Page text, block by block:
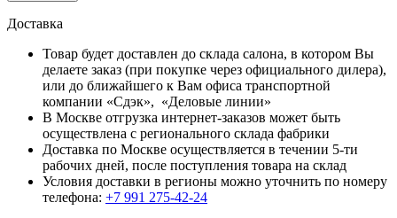
Доставка
Товар будет доставлен до склада салона, в котором Вы
делаете заказ (при покупке через официального дилера),
или до ближайшего к Вам офиса транспортной
компании «Сдэк», «Деловые линии»
В Москве отгрузка интернет-заказов может быть
осуществлена с регионального склада фабрики
Доставка по Москве осуществляется в течении 5-ти
рабочих дней, после поступления товара на склад
Условия доставки в регионы можно уточнить по номеру
телефона: +7 991 275-42-24